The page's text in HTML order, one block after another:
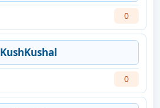
0
KushKushal
0